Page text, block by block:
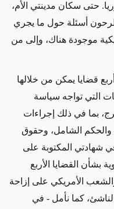
حتى سكان مدينتي الأم،
يطرحون أسئلة حول ما يجري
موجودة هناك، وإلى من
قضايا يمكن من خلالها
التي تواجه سياسة
بما في ذلك إجراءات
الشامل، وحقوق
في شهادتي المكتوبة على
بشأن القضايا الأربع
الأمريكي على إزاحة
كما نأمل - في